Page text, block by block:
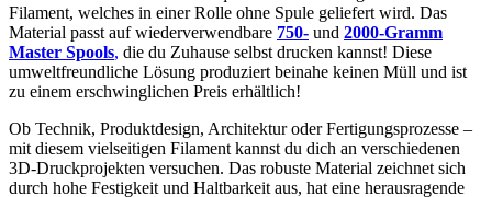
Filament, welches in einer Rolle ohne Spule geliefert wird. Das
Material passt auf wiederverwendbare 750- und 2000-Gramm
Master Spools, die du Zuhause selbst drucken kannst! Diese
umweltfreundliche Lösung produziert beinahe keinen Müll und ist
zu einem erschwinglichen Preis erhältlich!
Ob Technik, Produktdesign, Architektur oder Fertigungsprozesse –
mit diesem vielseitigen Filament kannst du dich an verschiedenen
3D-Druckprojekten versuchen. Das robuste Material zeichnet sich
durch hohe Festigkeit und Haltbarkeit aus, hat eine herausragende